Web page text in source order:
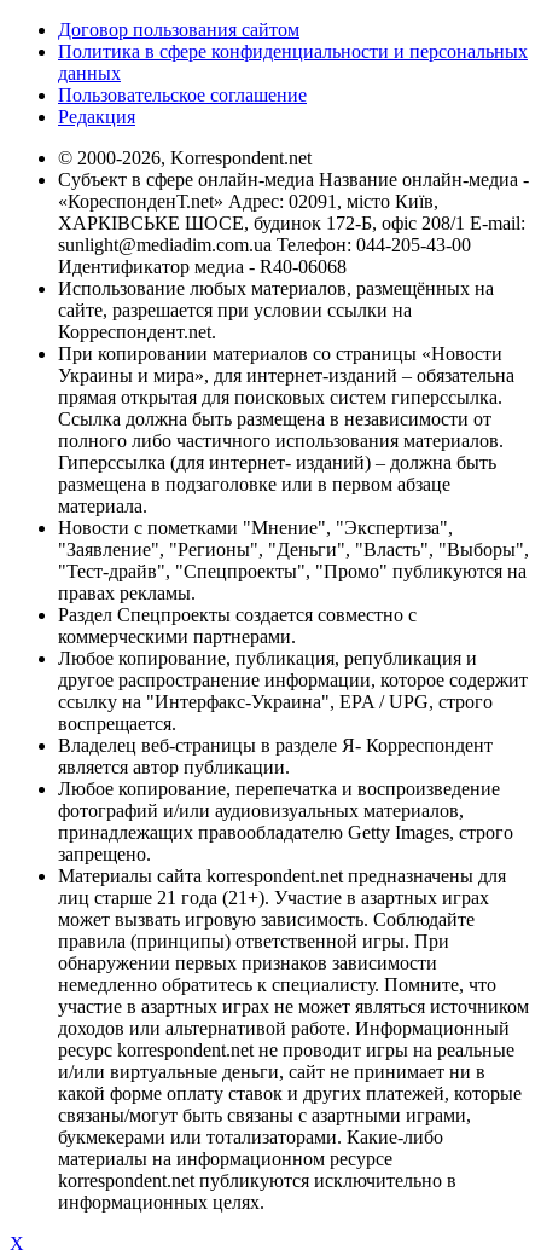
Договор пользования сайтом
Политика в сфере конфиденциальности и персональных
данных
Пользовательское соглашение
Редакция
© 2000-2026, Korrespondent.net
Субъект в сфере онлайн-медиа Название онлайн-медиа -
«КореспонденТ.net» Адрес: 02091, місто Київ,
ХАРКІВСЬКЕ ШОСЕ, будинок 172-Б, офіс 208/1 E-mail:
sunlight@mediadim.com.ua Телефон: 044-205-43-00
Идентификатор медиа - R40-06068
Использование любых материалов, размещённых на
сайте, разрешается при условии ссылки на
Корреспондент.net.
При копировании материалов со страницы «Новости
Украины и мира», для интернет-изданий – обязательна
прямая открытая для поисковых систем гиперссылка.
Ссылка должна быть размещена в независимости от
полного либо частичного использования материалов.
Гиперссылка (для интернет- изданий) – должна быть
размещена в подзаголовке или в первом абзаце
материала.
Новости с пометками "Мнение", "Экспертиза",
"Заявление", "Регионы", "Деньги", "Власть", "Выборы",
"Тест-драйв", "Спецпроекты", "Промо" публикуются на
правах рекламы.
Раздел Спецпроекты создается совместно с
коммерческими партнерами.
Любое копирование, публикация, републикация и
другое распространение информации, которое содержит
ссылку на "Интерфакс-Украина", EPA / UPG, строго
воспрещается.
Владелец веб-страницы в разделе Я- Корреспондент
является автор публикации.
Любое копирование, перепечатка и воспроизведение
фотографий и/или аудиовизуальных материалов,
принадлежащих правообладателю Getty Images, строго
запрещено.
Материалы сайта korrespondent.net предназначены для
лиц старше 21 года (21+). Участие в азартных играх
может вызвать игровую зависимость. Соблюдайте
правила (принципы) ответственной игры. При
обнаружении первых признаков зависимости
немедленно обратитесь к специалисту. Помните, что
участие в азартных играх не может являться источником
доходов или альтернативой работе. Информационный
ресурс korrespondent.net не проводит игры на реальные
и/или виртуальные деньги, сайт не принимает ни в
какой форме оплату ставок и других платежей, которые
связаны/могут быть связаны с азартными играми,
букмекерами или тотализаторами. Какие-либо
материалы на информационном ресурсе
korrespondent.net публикуются исключительно в
информационных целях.
X